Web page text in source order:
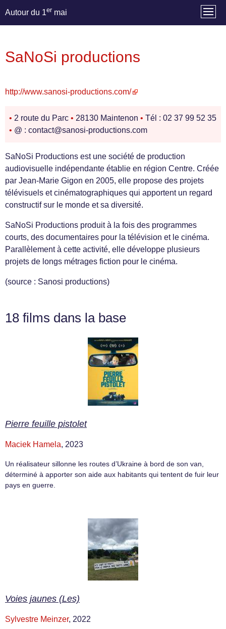
Autour du 1er mai
SaNoSi productions
http://www.sanosi-productions.com/
• 2 route du Parc • 28130 Maintenon • Tél : 02 37 99 52 35
• @ : contact@sanosi-productions.com
SaNoSi Productions est une société de production
audiovisuelle indépendante établie en région Centre. Créée
par Jean-Marie Gigon en 2005, elle propose des projets
télévisuels et cinématographiques qui apportent un regard
constructif sur le monde et sa diversité.
SaNoSi Productions produit à la fois des programmes
courts, des documentaires pour la télévision et le cinéma.
Parallèlement à cette activité, elle développe plusieurs
projets de longs métrages fiction pour le cinéma.
(source : Sanosi productions)
18 films dans la base
Pierre feuille pistolet
Maciek Hamela, 2023
Un réalisateur sillonne les routes d’Ukraine à bord de son van,
déterminé à apporter son aide aux habitants qui tentent de fuir leur
pays en guerre.
Voies jaunes (Les)
Sylvestre Meinzer, 2022